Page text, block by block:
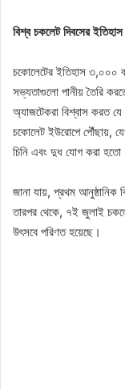
বিশ্ব চকলেট দিবসের ইতিহাস
চকোলেটের ইতিহাস ৩,০০০
সভ্যতাগুলো পানীয় তৈরি
অ্যাজটেকরা বিশ্বাস করত
চকোলেট ইউরোপে পৌঁছায়,
চিনি এবং দুধ যোগ করা
জানা যায়, প্রথম
তারপর থেকে, ৭ই জুলাই
উৎসবে পরিণত হয়েছে।